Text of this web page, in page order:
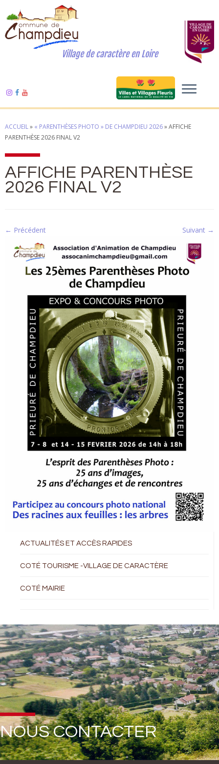
Village de caractère en Loire
ACCUEIL» « PARENTHÈSES PHOTO » DE CHAMPDIEU 2026»AFFICHE
PARENTHÈSE 2026 FINAL V2
AFFICHE PARENTHÈSE
2026 FINAL V2
← Précédent Suivant →
ACTUALITÉS ET ACCÈS RAPIDES
COTÉ TOURISME -VILLAGE DE CARACTÈRE
COTÉ MAIRIE
NOUS CONTACTER